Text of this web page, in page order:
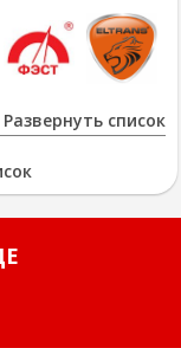
Развернуть список